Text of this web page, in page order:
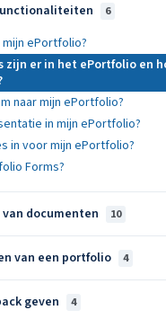
6
ePortfolio?
zijn er in het ePortfolio en
naar mijn ePortfolio?
in mijn ePortfolio?
in voor mijn ePortfolio?
Forms?
documenten 10
van een portfolio 4
geven 4